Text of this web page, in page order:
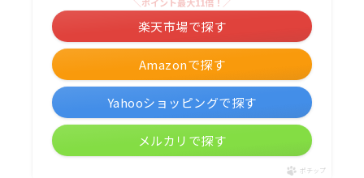
Amazonで探す
楽天市場で探す
Yahooショッピングで探す
メルカリで探す
ポチップ